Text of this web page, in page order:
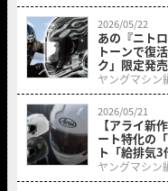
2026/05/22
あの『ニト
トーンで復
ク」限定発
ヤングマシン
2026/05/21
【アライ新
ート特化の
ト「給排気
ヤングマシン